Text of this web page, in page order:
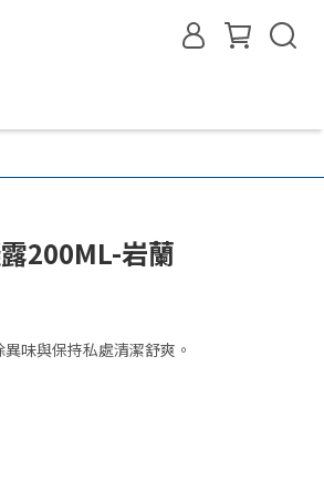
200ML-岩蘭
味與保持私處清潔舒爽。